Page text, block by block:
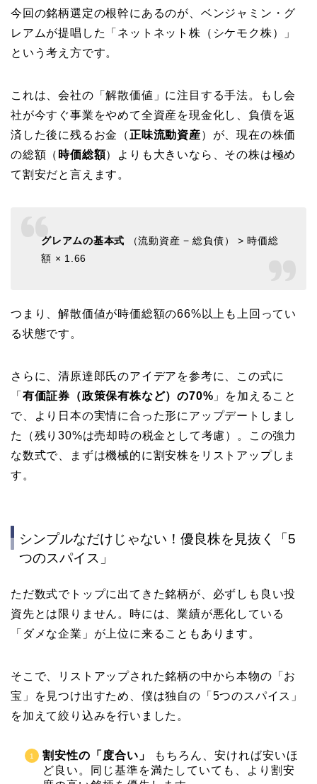
今回の銘柄選定の根幹にあるのが、ベンジャミン・グ
レアムが提唱した「ネットネット株（シケモク株）」
という考え方です。
これは、会社の「解散価値」に注目する手法。もし会
社が今すぐ事業をやめて全資産を現金化し、負債を返
済した後に残るお金（ 正味流動資産）が、現在の株価
の総額（ 時価総額）よりも大きいなら、その株は極め
て割安だと言えます。
グレアムの基本式 （流動資産 − 総負債） > 時価総
額 × 1.66
つまり、解散価値が時価総額の66%以上も上回ってい
る状態です。
さらに、清原達郎氏のアイデアを参考に、この式に
「 有価証券（政策保有株など）の70% 」を加えること
で、より日本の実情に合った形にアップデートしまし
た（残り30%は売却時の税金として考慮）。この強力
な数式で、まずは機械的に割安株をリストアップしま
す。
シンプルなだけじゃない！優良株を見抜く「5
つのスパイス」
ただ数式でトップに出てきた銘柄が、必ずしも良い投
資先とは限りません。時には、業績が悪化している
「ダメな企業」が上位に来ることもあります。
そこで、リストアップされた銘柄の中から本物の「お
宝」を見つけ出すため、僕は独自の「5つのスパイス」
を加えて絞り込みを行いました。
割安性の「度合い」
もちろん、安ければ安いほ
ど良い。同じ基準を満たしていても、より割安